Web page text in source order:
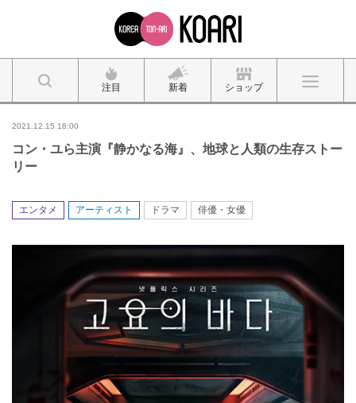
注目 新着 ショップ
2021.12.15 18:00
コン・ユら主演『静かなる海』、地球と人類の生存ストー
リー
エンタメ アーティスト ドラマ 俳優・女優